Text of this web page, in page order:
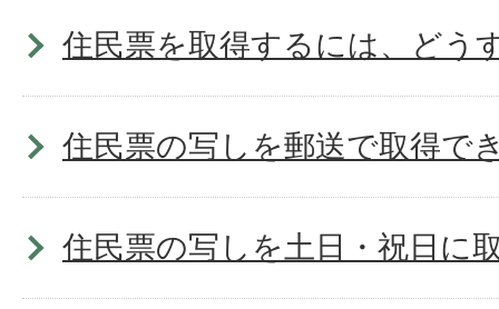
住民票を取得するには、どう
住民票の写しを郵送で取得で
住民票の写しを土日・祝日に